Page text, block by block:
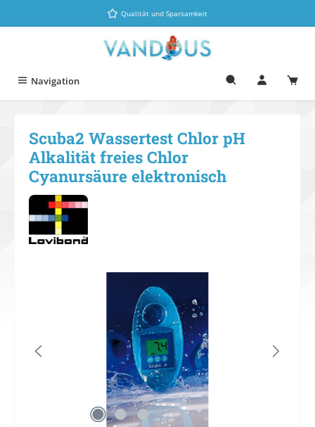
Zum Hauptinhalt springenQualität und Sparsamkeit
Navigation
Scuba2 Wassertest Chlor pH
Alkalität freies Chlor
Cyanursäure elektronisch